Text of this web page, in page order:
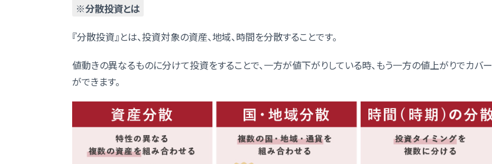
※分散投資とは
『分散投資』とは、投資対象の資産、地域、時間を分散することです。
値動きの異なるものに分けて投資をすることで、一方が値下がりしている時、もう一方の値上がりでカバー
ができます。